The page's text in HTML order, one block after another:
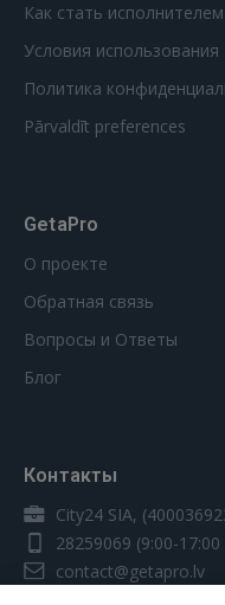
Как стать исполнителем
Условия использования
Политика
Pārvaldīt preferences
GetaPro
О проекте
Обратная связь
Вопросы и Ответы
Блог
Контакты
City24 SIA,
28259069 (9:00-
contact@getapro.lv